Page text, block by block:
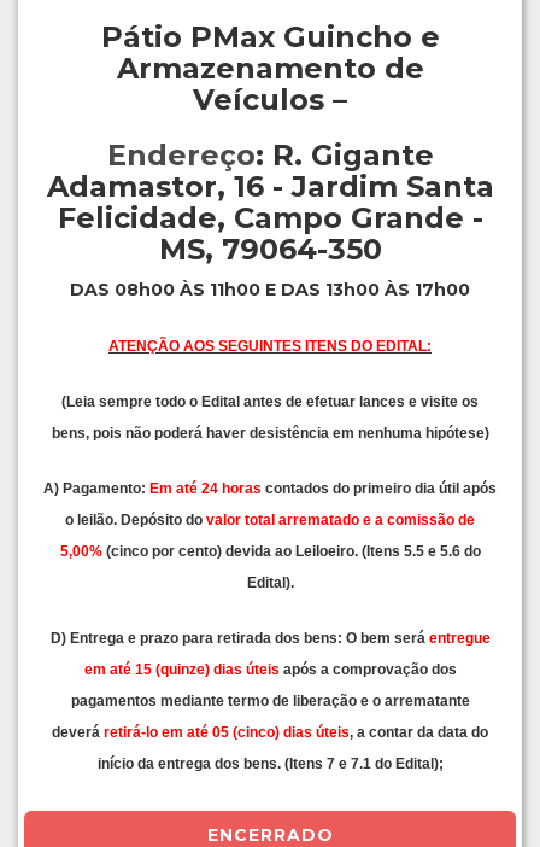
Pátio PMax Guincho e
Armazenamento de
Veículos –
Endereço: R. Gigante
Adamastor, 16 - Jardim Santa
Felicidade, Campo Grande -
MS, 79064-350
DAS 08h00 ÀS 11h00 E DAS 13h00 ÀS 17h00
ATENÇÃO AOS SEGUINTES ITENS DO EDITAL:
(Leia sempre todo o Edital antes de efetuar lances e visite os
bens, pois não poderá haver desistência em nenhuma hipótese)
A) Pagamento: Em até 24 horas contados do primeiro dia útil após
o leilão. Depósito do valor total arrematado e a comissão de
5,00%(cinco por cento) devida ao Leiloeiro. (Itens 5.5 e 5.6 do
Edital).
D) Entrega e prazo para retirada dos bens: O bem será entregue
em até 15 (quinze) dias úteis após a comprovação dos
pagamentos mediante termo de liberação e o arrematante
deverá retirá-lo em até 05 (cinco) dias úteis, a contar da data do
início da entrega dos bens. (Itens 7 e 7.1 do Edital);
ENCERRADO